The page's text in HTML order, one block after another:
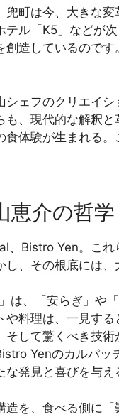
兜町は今、大きな
テル「K5」などが
創造しているのです
シェフのクリエイ
も、現代的な解釈
食体験が生まれる
恵介の哲
、Bistro Yen。これ
し、その根底には
」は、「安らぎ」や
や料理は、一見す
そして驚くべき技
Yenのカルパッ
発見と喜びを与え
造を、食べる側に